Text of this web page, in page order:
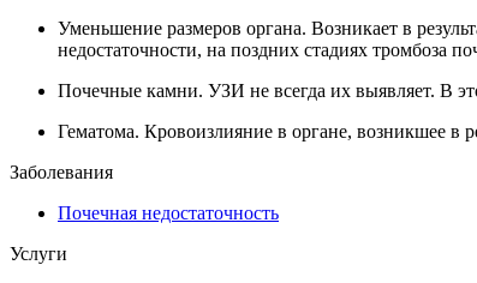
Уменьшение размеров органа. Возникает в
недостаточности, на поздних стадиях тромбоза
Почечные камни. УЗИ не всегда их выявляет. В
Гематома. Кровоизлияние в органе, возникшее в
Заболевания
Почечная недостаточность
Услуги